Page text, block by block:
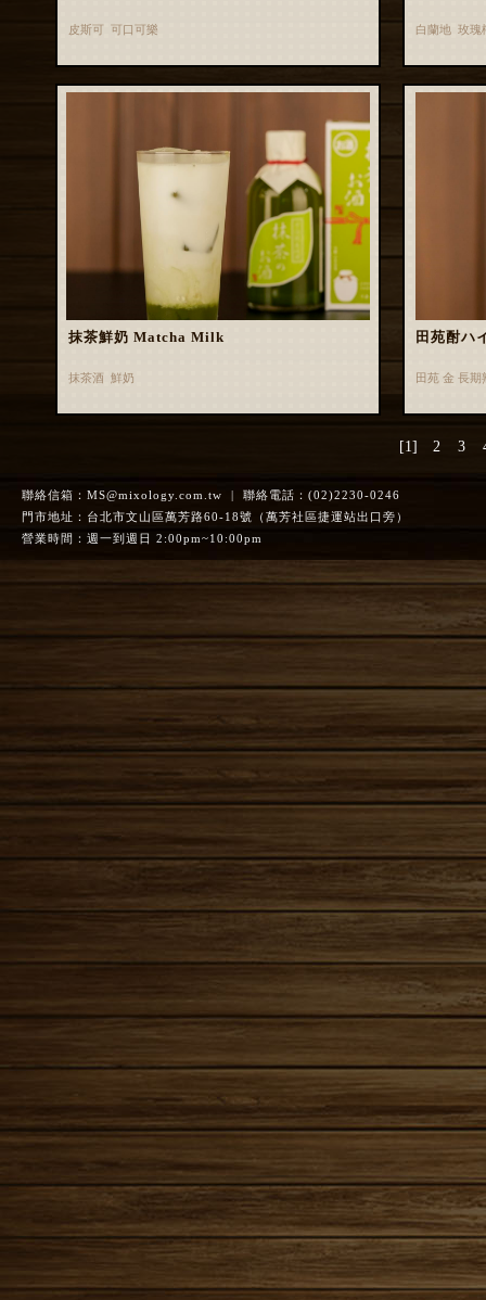
皮斯可 可口可樂 白蘭地 玫瑰
抹茶鮮奶 Matcha Milk
抹茶酒 鮮奶
田苑酎ハ
田苑 金 長
[1] 2 3
聯絡信箱： MS@mixology.com.tw | 聯絡電話：(02)2230-0246
門市地址：台北市文山區萬芳路60-18號（萬芳社區捷運站出口旁）
營業時間：週一到週日 2:00pm~10:00pm